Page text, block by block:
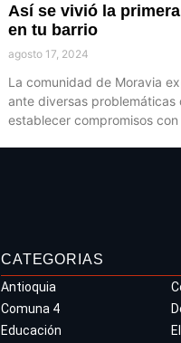
Así se vivió la
en tu barrio
agosto 17, 2024
La comunidad de Moravia
ante diversas problemáticas
establecer compromisos
CATEGORIAS
Antioquia
Comuna 4
Educación